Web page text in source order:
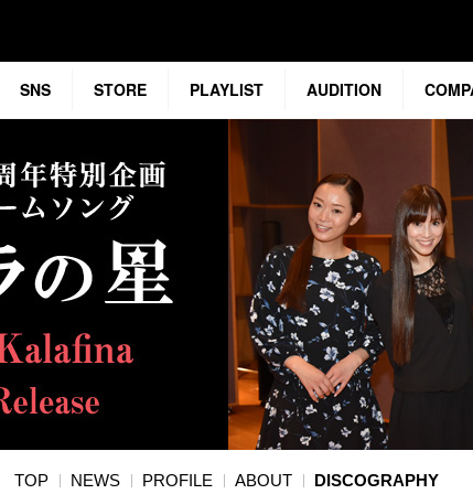
SNS STORE PLAYLIST AUDITION
TOP NEWS PROFILE ABOUT DISCOGRAPHY